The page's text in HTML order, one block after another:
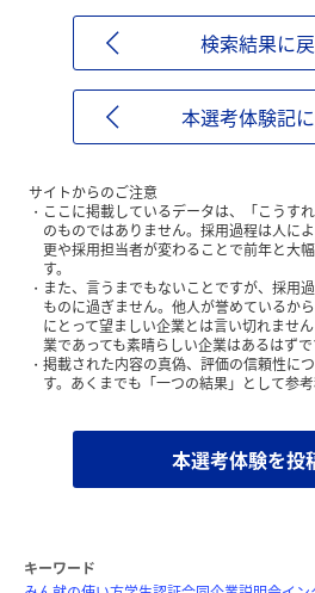
検索結果に
本選考体験記
サイトからのご注意
ここに掲載しているデータは、「こうす
のものではありません。採用過程は人に
更や採用担当者が変わることで前年と大
す。
また、言うまでもないことですが、採用
ものに過ぎません。他人が誉めているか
にとって望ましい企業とは言い切れませ
業であっても素晴らしい企業はあるはずで
掲載された内容の真偽、評価の信頼性に
す。あくまでも「一つの結果」として参
本選考体験を投
キーワード